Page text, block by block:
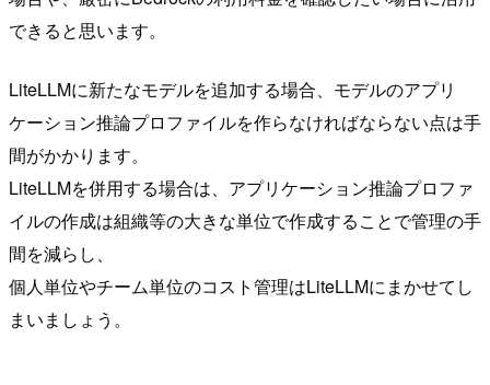
できると思います。
LiteLLMに新たなモデルを追加する場合、モデルのアプリ
ケーション推論プロファイルを作らなければならない点は手
間がかかります。
LiteLLMを併用する場合は、アプリケーション推論プロファ
イルの作成は組織等の大きな単位で作成することで管理の手
間を減らし、
個人単位やチーム単位のコスト管理はLiteLLMにまかせてし
まいましょう。